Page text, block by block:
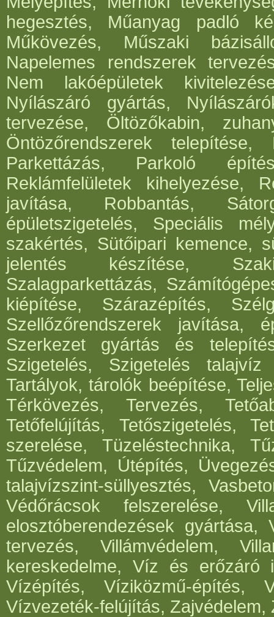
hegesztés, Műanyag padló
Műkövezés, Műszaki
Napelemes rendszerek
Nem lakóépületek
Nyílászáró gyártás,
tervezése, Öltözőkabin,
Öntözőrendszerek
Parkettázás, Parkoló
Reklámfelületek kihelyezése,
javítása, Robbantás,
épületszigetelés, Speciális
szakértés, Sütőipari kemence,
jelentés készítése,
Szalagparkettázás,
kiépítése, Szárazépítés,
Szellőzőrendszerek javítása,
Szerkezet gyártás és
Szigetelés, Szigetelés
Tartályok, tárolók beépítése,
Térkövezés, Tervezés,
Tetőfelújítás, Tetőszigetelés,
szerelése, Tüzeléstechnika,
Tűzvédelem, Útépítés,
talajvízszint-süllyesztés,
Védőrácsok felszerelése,
elosztóberendezések gyártása,
tervezés, Villámvédelem,
kereskedelme, Víz és erőzáró
Vízépítés, Víziközmű-építés,
Vízvezeték-felújítás,